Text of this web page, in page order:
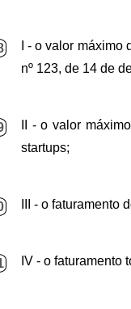
I - o valor
nº 123, de 14 de
II - o valor
startups;
III - o
IV - o faturamento